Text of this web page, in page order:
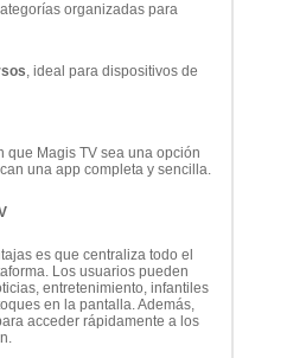
organizadas para
, ideal para dispositivos de
que Magis TV sea una opción
una app completa y sencilla.
es que centraliza todo el
Los usuarios pueden
entretenimiento, infantiles
en la pantalla. Además,
acceder rápidamente a los